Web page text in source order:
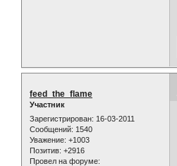
feed_the_flame
Участник
Зарегистрирован: 16-03-2011
Сообщений: 1540
Уважение: +1003
Позитив: +2916
Провел на форуме: